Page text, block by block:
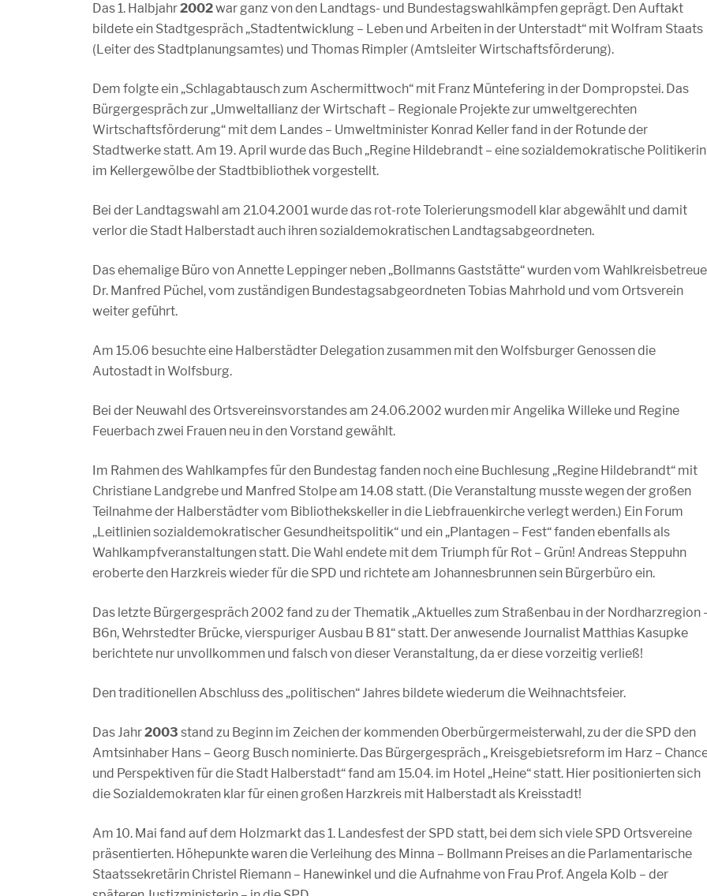
Das 1. Halbjahr2002war ganz von den Landtags- und Bundestagswahlkämpfen geprägt. Den Auftakt
bildete ein Stadtgespräch „Stadtentwicklung – Leben und Arbeiten in der Unterstadt“ mit Wolfram Staats
(Leiter des Stadtplanungsamtes) und Thomas Rimpler (Amtsleiter Wirtschaftsförderung).
Dem folgte ein „Schlagabtausch zum Aschermittwoch“ mit Franz Müntefering in der Dompropstei. Das
Bürgergespräch zur „Umweltallianz der Wirtschaft – Regionale Projekte zur umweltgerechten
Wirtschaftsförderung“ mit dem Landes – Umweltminister Konrad Keller fand in der Rotunde der
Stadtwerke statt. Am 19. April wurde das Buch „Regine Hildebrandt – eine sozialdemokratische
im Kellergewölbe der Stadtbibliothek vorgestellt.
Bei der Landtagswahl am 21.04.2001 wurde das rot-rote Tolerierungsmodell klar abgewählt und damit
verlor die Stadt Halberstadt auch ihren sozialdemokratischen Landtagsabgeordneten.
Das ehemalige Büro von Annette Leppinger neben „Bollmanns Gaststätte“ wurden vom
Dr. Manfred Püchel, vom zuständigen Bundestagsabgeordneten Tobias Mahrhold und vom Ortsverein
weiter geführt.
Am 15.06 besuchte eine Halberstädter Delegation zusammen mit den Wolfsburger Genossen die
Autostadt in Wolfsburg.
Bei der Neuwahl des Ortsvereinsvorstandes am 24.06.2002 wurden mir Angelika Willeke und Regine
Feuerbach zwei Frauen neu in den Vorstand gewählt.
Im Rahmen des Wahlkampfes für den Bundestag fanden noch eine Buchlesung „Regine Hildebrandt“ mit
Christiane Landgrebe und Manfred Stolpe am 14.08 statt. (Die Veranstaltung musste wegen der großen
Teilnahme der Halberstädter vom Bibliothekskeller in die Liebfrauenkirche verlegt werden.) Ein Forum
„Leitlinien sozialdemokratischer Gesundheitspolitik“ und ein „Plantagen – Fest“ fanden ebenfalls als
Wahlkampfveranstaltungen statt. Die Wahl endete mit dem Triumph für Rot – Grün! Andreas Steppuhn
eroberte den Harzkreis wieder für die SPD und richtete am Johannesbrunnen sein Bürgerbüro ein.
Das letzte Bürgergespräch 2002 fand zu der Thematik „Aktuelles zum Straßenbau in der Nordharzregion
B6n, Wehrstedter Brücke, vierspuriger Ausbau B 81“ statt. Der anwesende Journalist Matthias Kasupke
berichtete nur unvollkommen und falsch von dieser Veranstaltung, da er diese vorzeitig verließ!
Den traditionellen Abschluss des „politischen“ Jahres bildete wiederum die Weihnachtsfeier.
Das Jahr2003 stand zu Beginn im Zeichen der kommenden Oberbürgermeisterwahl, zu der die SPD den
Amtsinhaber Hans – Georg Busch nominierte. Das Bürgergespräch „ Kreisgebietsreform im Harz –
und Perspektiven für die Stadt Halberstadt“ fand am 15.04. im Hotel „Heine“ statt. Hier positionierten sich
die Sozialdemokraten klar für einen großen Harzkreis mit Halberstadt als Kreisstadt!
Am 10. Mai fand auf dem Holzmarkt das 1. Landesfest der SPD statt, bei dem sich viele SPD Ortsvereine
präsentierten. Höhepunkte waren die Verleihung des Minna – Bollmann Preises an die Parlamentarische
Staatssekretärin Christel Riemann – Hanewinkel und die Aufnahme von Frau Prof. Angela Kolb – der